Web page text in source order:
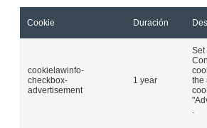
Cookie Duración
cookielawinfo-
checkbox-
advertisement
1 year
Set
the
.